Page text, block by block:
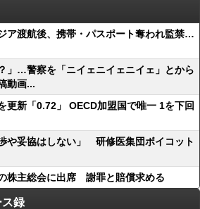
ア渡航後、携帯・パスポート奪われ監禁…
」…警察を「ニイェニイェニイェ」とから
動画...
更新「0.72」 OECD加盟国で唯一 1を下回
や妥協はしない」 研修医集団ボイコット
株主総会に出席 謝罪と賠償求める
ス録